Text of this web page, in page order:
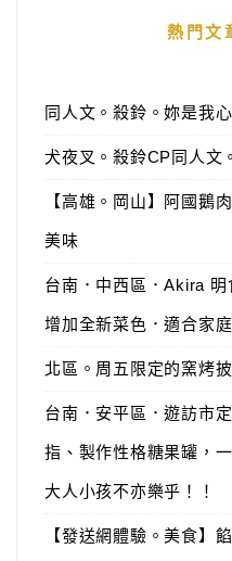
熱門文
同人文。殺鈴。妳是我
犬夜叉。殺鈴CP同人文
【高雄。岡山】阿國鵝
美味
台南．中西區．Akira 明
增加全新菜色．適合家
北區。周五限定的窯烤
台南．安平區．遊訪市
指、製作性格糖果罐，
大人小孩不亦樂乎！！
【發送網體驗。美食】